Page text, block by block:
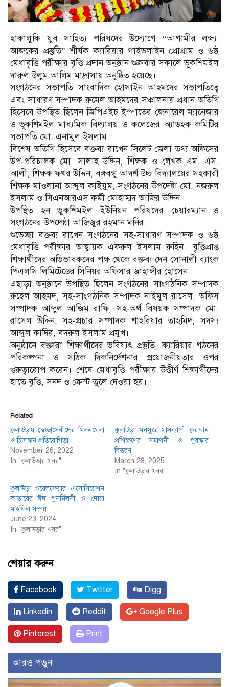
হাকালুকি যুব সাহিত্য পরিষদের উদ্যোগে “আগামীর লক্ষ্য:
আজকের প্রস্তুতি” শীর্ষক ক্যারিয়ার গাইডলাইন প্রোগ্রাম ও ৬ষ্ঠ
মেধাবৃত্তি পরীক্ষার বৃত্তি প্রদান অনুষ্ঠান শুক্রবার সকালে ভূকশিমইল
দারুল উলুম আলিম মাদ্রাসায় অনুষ্ঠিত হয়েছে।
সংগঠনের সভাপতি সাংবাদিক হোসাইন আহমদের সভাপতিত্বে
এবং সাধারণ সম্পাদক রুমেল আহমদের সঞ্চালনায় প্রধান অতিথি
হিসেবে উপস্থিত ছিলেন জিপিএইচ ইস্পাতের জেনারেল ম্যানেজার
ও ভূকশিমইল মাধ্যমিক বিদ্যালয় ও কলেজের অ্যাডহক কমিটির
সভাপতি মো. এনামুল ইসলাম।
বিশেষ অতিথি হিসেবে বক্তব্য রাখেন সিলেট জেলা তথ্য অফিসের
উপ-পরিচালক মো. সালাহ উদ্দিন, শিক্ষক ও লেখক এম. এস.
আলী, শিক্ষক ফখর উদ্দিন, বঙ্গবন্ধু আদর্শ উচ্চ বিদ্যালয়ের সহকারী
শিক্ষক মাওলানা আব্দুল কাইয়ুম, সংগঠনের উপদেষ্টা মো. নজরুল
ইসলাম ও সিএনআরএস কর্মী মোহাম্মদ আজির উদ্দিন।
উপস্থিত হন ভুকশিমইল ইউনিয়ন পরিষদের চেয়ারম্যান ও
সংগঠনের উপদেষ্ঠা আজিজুর রহমান মনির।
শুভেচ্ছা বক্তব্য রাখেন সংগঠনের সহ-সাধারণ সম্পাদক ও ৬ষ্ঠ
মেধাবৃত্তি পরীক্ষার আহ্বায়ক এফরুল ইসলাম রুহিন। বৃত্তিপ্রাপ্ত
শিক্ষার্থীদের অভিভাবকদের পক্ষ থেকে বক্তব্য দেন সোনালী ব্যাংক
পিএলসি লিমিটেডের সিনিয়র অফিসার জাহাঙ্গীর হোসেন।
এছাড়া অনুষ্ঠানে উপস্থিত ছিলেন সংগঠনের সাংগঠনিক সম্পাদক
রুহেল আহমদ, সহ-সাংগঠনিক সম্পাদক নাইমুল রাসেল, অফিস
সম্পাদক আব্দুল আজিম রাফি, সহ-অর্থ বিষয়ক সম্পাদক মো.
রাসেল উদ্দিন, সহ-প্রচার সম্পাদক শাহরিয়ার তাহমিদ, সদস্য
আব্দুল কাদির, বদরুল ইসলাম প্রমুখ।
অনুষ্ঠানে বক্তারা শিক্ষার্থীদের ভবিষ্যৎ প্রস্তুতি, ক্যারিয়ার গঠনের
পরিকল্পনা ও সঠিক দিকনির্দেশনার প্রয়োজনীয়তার ওপর
গুরুত্বারোপ করেন। শেষে মেধাবৃত্তি পরীক্ষায় উত্তীর্ণ শিক্ষার্থীদের
হাতে বৃত্তি, সনদ ও ক্রেস্ট তুলে দেওয়া হয়।
Related
কুলাউড়ায় স্বেচ্ছাসেবীদের মিলনমেলা
ও চিত্রাঙ্কন প্রতিযোগিতা
November 26, 2022
In "কুলাউড়ার খবর"
কুলাউড়া মনসুরে মাসব্যাপী কুরআন
প্রশিক্ষণের সমাপনী ও পুরস্কার
বিতরণ
March 28, 2025
In "কুলাউড়ার খবর"
কুলাউড়া ওয়েলফেয়ার এসোসিয়েশন
কাতারের ঈদ পুনর্মিলনী ও দোয়া
মাহফিল সম্পন্ন
June 23, 2024
In "কুলাউড়ার খবর"
শেয়ার করুন
Facebook Twitter Digg
Linkedin Reddit Google Plus
Pinterest Print
আরও পড়ুন